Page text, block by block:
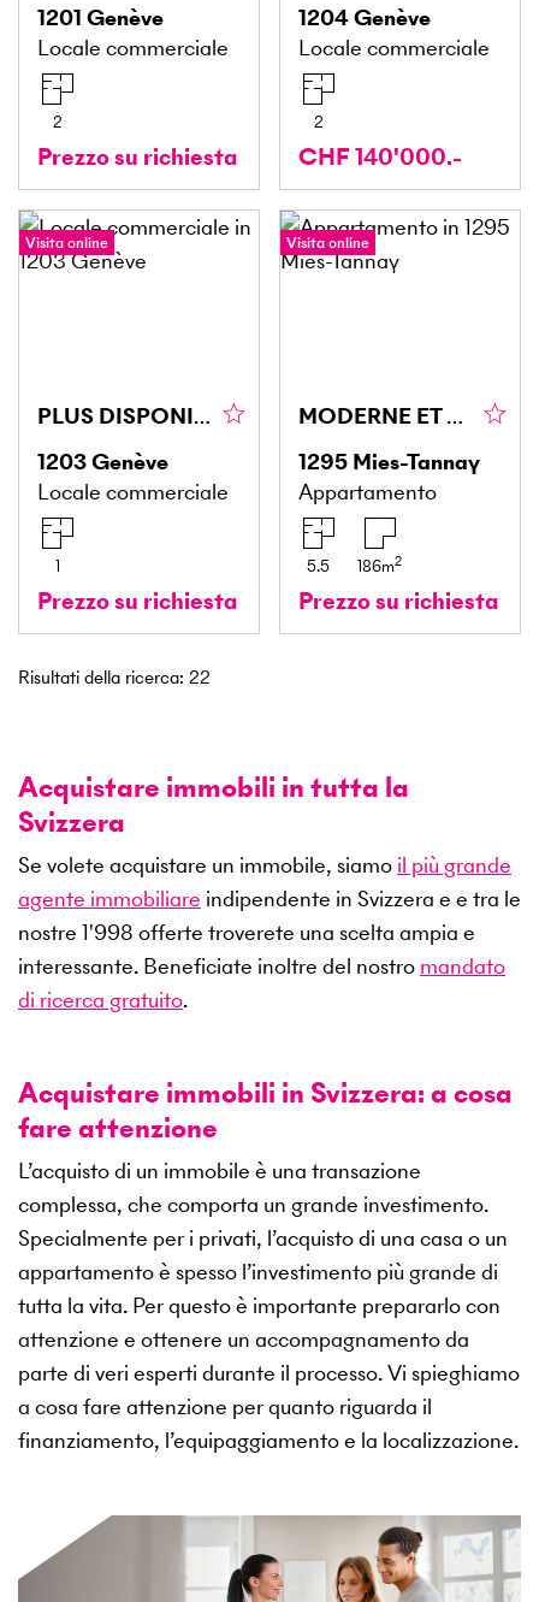
1201 Genève
Locale commerciale
2
Prezzo su richiesta
1204Genève
Locale commerciale
2
CHF 140'000.-
Visita online
PLUS DISPONIBLE
1203Genève
Locale commerciale
1
Prezzo su richiesta
Visita online
MODERNE ET SPACIEUX À DEUX PAS DU LAC
1295 Mies-Tannay
Appartamento
5.5 186m2
Prezzo su richiesta
Risultati della ricerca: 22
Acquistare immobili in tutta la
Svizzera
Se volete acquistare un immobile, siamo il più grande
agente immobiliare indipendente in Svizzera e e tra le
nostre 1'998 offerte troverete una scelta ampia e
interessante. Beneficiate inoltre del nostro mandato
di ricerca gratuito.
Acquistare immobili in Svizzera: a cosa
fare attenzione
L’acquisto di un immobile è una transazione
complessa, che comporta un grande investimento.
Specialmente per i privati, l’acquisto di una casa o un
appartamento è spesso l’investimento più grande di
tutta la vita. Per questo è importante prepararlo con
attenzione e ottenere un accompagnamento da
parte di veri esperti durante il processo. Vi spieghiamo
a cosa fare attenzione per quanto riguarda il
finanziamento, l’equipaggiamento e la localizzazione.